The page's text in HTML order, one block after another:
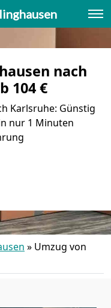
nach
104 €
Karlsruhe: Günstig
nur 1 Minuten
» Umzug von